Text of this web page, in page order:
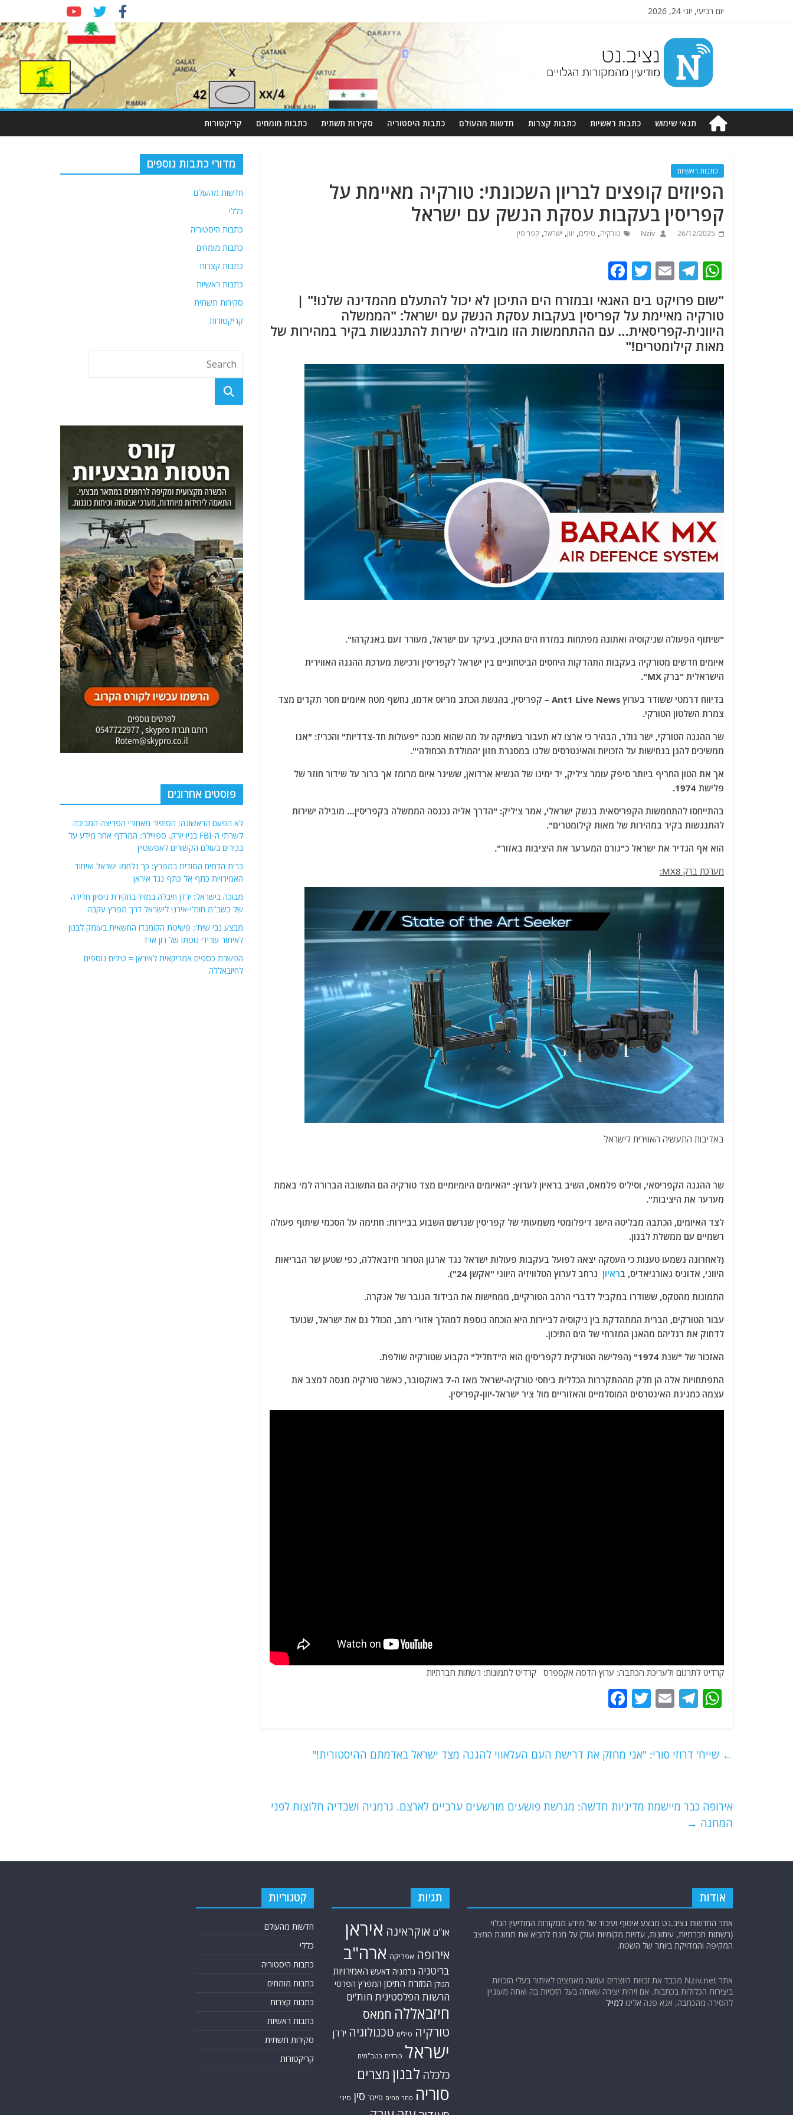
יום רביעי, יוני 24, 2026
Nziv.net
מודיעין
מהמקורות
תנאי שימוש כתבות ראשיות כתבות קצרות חדשות מהעולם כתבות היסטוריה סקירות תשתית כתבות מומחים קריקטורות
כתבות ראשיות
הפיוזים קופצים לבריון השכונתי: טורקיה מאיימת על
קפריסין בעקבות עסקת הנשק עם ישראל
26/12/2025
Nziv טורקיה, טילים, יוון, ישראל, קפריסין
W
at
s
A
p
T
e
g
ra
m
E
ai
l
T
itt
er
c
e
o
o
k
"שום פרויקט בים האגאי ובמזרח הים התיכון לא יכול להתעלם מהמדינה שלנו!" |
טורקיה מאיימת על קפריסין בעקבות עסקת הנשק עם ישראל: "הממשלה
היוונית-קפריסאית… עם ההתחמשות הזו מובילה ישירות להתנגשות בקיר במהירות של
מאות קילומטרים!"
"שיתוף הפעולה שניקוסיה ואתונה מפתחות במזרח הים התיכון, בעיקר עם ישראל, מעורר זעם באנקרה!".
איומים חדשים מטורקיה בעקבות התהדקות היחסים הביטחוניים בין ישראל לקפריסין ורכישת מערכת ההגנה האווירית
הישראלית "ברק MX".
בדיווח דרמטי ששודר בערוץ Ant1 Live News – קפריסין, בהגשת הכתב מריוס אדמו, נחשף מטח איומים חסר תקדים מצד
צמרת השלטון הטורקי.
שר ההגנה הטורקי, ישר גולר, הבהיר כי ארצו לא תעבור בשתיקה על מה שהוא מכנה "פעולות חד-צדדיות" והכריז: "אנו
ממשיכים להגן בנחישות על הזכויות והאינטרסים שלנו במסגרת חזון 'המולדת הכחולה'".
אך את הטון החריף ביותר סיפק עומר צ'ליק, יד ימינו של הנשיא ארדואן, ששיגר איום מרומז אך ברור על שידור חוזר של
פלישת 1974.
בהתייחסו להתחמשות הקפריסאית בנשק ישראלי, אמר צ'ליק: "הדרך אליה נכנסה הממשלה בקפריסין… מובילה ישירות
להתנגשות בקיר במהירות של מאות קילומטרים".
הוא אף הגדיר את ישראל כ"גורם המערער את היציבות באזור".
מערכת ברק MX8:
באדיבות התעשיה האווירית לישראל
שר ההגנה הקפריסאי, וסיליס פלמאס, השיב בראיון לערוץ: "האיומים היומיומיים מצד טורקיה הם התשובה הברורה למי באמת
מערער את היציבות".
לצד האיומים, הכתבה מבליטה הישג דיפלומטי משמעותי של קפריסין שנרשם השבוע בביירות: חתימה על הסכמי שיתוף פעולה
רשמיים עם ממשלת לבנון.
(לאחרונה נשמעו טענות כי העסקה יצאה לפועל בעקבות פעולות ישראל נגד ארגון הטרור חיזבאללה, כפי שטען שר הבריאות
היווני, אדוניס גאורגיאדיס, בראיון נרחב לערוץ הטלוויזיה היווני "אקשן 24").
התמונות מהטקס, ששודרו במקביל לדברי הרהב הטורקיים, ממחישות את הבידוד הגובר של אנקרה.
עבור הטורקים, הברית המתהדקת בין ניקוסיה לביירות היא הוכחה נוספת למהלך אזורי רחב, הכולל גם את ישראל, שנועד
לדחוק את רגליהם מהאגן המזרחי של הים התיכון.
האזכור של "שנת 1974" (הפלישה הטורקית לקפריסין) הוא ה"דחליל" הקבוע שטורקיה שולפת.
התפתחויות אלה הן חלק מההתקררות הכללית ביחסי טורקיה-ישראל מאז ה-7 באוקטובר, כאשר טורקיה מנסה למצב את
עצמה כמגינת האינטרסים המוסלמיים והאזוריים מול ציר ישראל-יוון-קפריסין.
קרדיט לתרגום ולעריכת הכתבה: ערוץ הדסה אקספרס קרדיט לתמונות: רשתות חברתיות
W
s
p
T
g
E
l
T
er
e
o
← שייח' דרוזי סורי: "אני מחזק את דרישת העם העלאווי להגנה מצד ישראל באדמתם ההיסטורית!"
אירופה כבר מיישמת מדיניות חדשה: מגרשת פושעים מורשעים ערביים לארצם. גרמניה ושבדיה חלוצות לפני
המחנה →
מדורי כתבות נוספים
חדשות מהעולם
כללי
כתבות היסטוריה
כתבות מומחים
כתבות קצרות
כתבות ראשיות
סקירות תשתית
קריקטורות
פוסטים אחרונים
לא הפעם הראשונה: הסיפור מאחורי הפריצה המביכה
לשרתי ה-FBI בניו יורק. ספויילר: המרדף אחר מידע על
בכירים בעולם הקשורים לאפשטיין
ברית הדמים הסודית במפרץ: כך נלחמו ישראל ואיחוד
האמירויות כתף אל כתף נגד איראן
מבוכה בישראל: ירדן חיבלה במזיד בחקירת ניסיון חדירה
לאיתור שרידי גופתו של רון ארד
הפשרת כספים אמריקאית לאיראן = טילים נוספים
לחיזבאללה
אודות
אתר החדשות נציב.נט מבצע איסוף ועיבוד של מידע ממקורות המודיעין הגלוי
(רשתות חברתיות, עיתונות, עדויות מקומיות ועוד) על מנת להביא את תמונת המצב
המקיפה והמדויקת ביותר של השטח.
אתר Nziv.net מכבד את זכויות היוצרים ועושה מאמצים לאיתור בעלי הזכויות
ביצירות הכלולות בכתבות. אם זיהית יצירה שאתה בעל הזכויות בה ואתה מעוניין
להסירה מהכתבה, אנא פנה אלינו למייל
תגיות
או"ם אוקראינה איראן
אירופה אפריקה ארה"ב
בריטניה גרמניה דאעש האמירויות
הגולן המזרח התיכון המפרץ הפרסי
הרשות הפלסטינית חות'ים
חיזבאללה חמאס
טורקיה טילים טכנולוגיה ירדן
ישראל כורדים כטב"מים
כלכלה לבנון מצרים
סוריה סחר סמים סייבר סין סיני
קטגוריות
חדשות מהעולם
כללי
כתבות היסטוריה
כתבות מומחים
כתבות קצרות
כתבות ראשיות
סקירות תשתית
קריקטורות